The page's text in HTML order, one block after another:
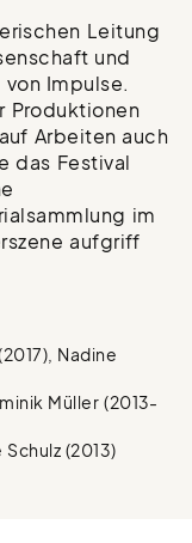
Leitung
und
Impulse.
Produktionen
Arbeiten auch
das Festival
im
aufgriff
Nadine
Müller (2013-
(2013)